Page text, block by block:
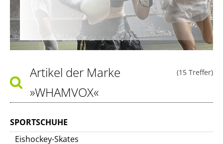
(15 Treffer)
Artikel der Marke
»WHAMVOX«
SPORTSCHUHE
Eishockey-Skates